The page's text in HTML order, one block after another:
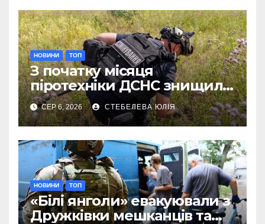
НОВИНИ ТОП
З початку місяця
піротехніки ДСНС знищили
18 вибухонебезпечних
предметів
СЕР 6, 2026 СТЕБЕЛЕВА ЮЛІЯ
НОВИНИ ТОП
«Білі янголи» евакуювали з
Дружківки мешканців та